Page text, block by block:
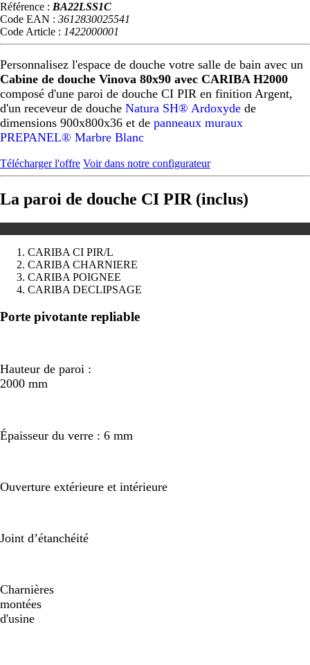
Référence : BA22LSS1C
Code EAN : 3612830025541
Code Article : 1422000001
Personnalisez l'espace de douche votre salle de bain avec un
Cabine de douche Vinova 80x90 avec CARIBA H2000
composé d'une paroi de douche CI PIR en finition Argent,
d'un receveur de douche Natura SH® Ardoxyde de
dimensions 900x800x36 et de panneaux muraux
PREPANEL® Marbre Blanc
Télécharger l'offre Voir dans notre configurateur
La paroi de douche CI PIR (inclus)
CARIBA CI PIR/L
CARIBA CHARNIERE
CARIBA POIGNEE
CARIBA DECLIPSAGE
Précédent
Suivant
Porte pivotante repliable
Hauteur de paroi :
2000 mm
Épaisseur du verre : 6 mm
Ouverture extérieure et intérieure
Joint d’étanchéité
Charnières
montées
d'usine